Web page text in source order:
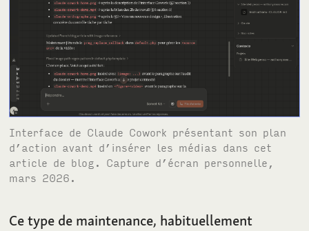
Interface de Claude Cowork présentant son plan
d’action avant d’insérer les médias dans cet
article de blog. Capture d’écran personnelle,
mars 2026.
Ce type de maintenance, habituellement